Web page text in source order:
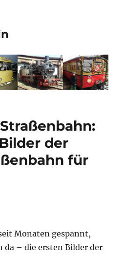
der
für
Monaten gespannt,
da – die ersten Bilder der